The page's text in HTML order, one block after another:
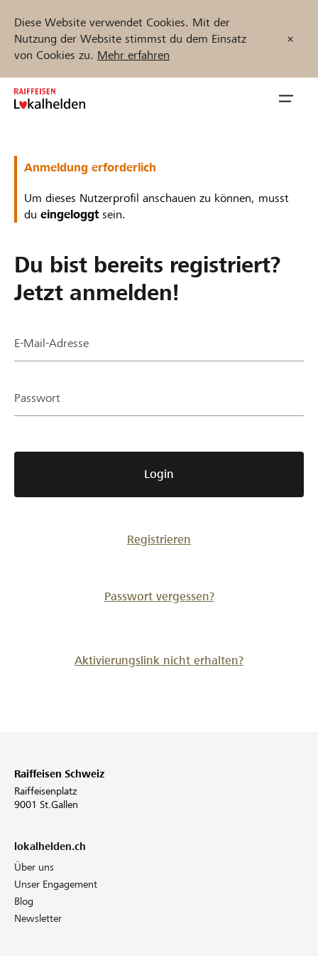
Diese Website verwendet Cookies. Mit der
Nutzung der Website stimmst du dem Einsatz
von Cookies zu. Mehr erfahren
Zum
Inhalt
Unterstützen
Partner / Raiffeisenbank
Jetzt starten
Anmeldung erforderlich
Um dieses Nutzerprofil anschauen zu können, musst
du eingeloggt sein.
Du bist bereits registriert?
Jetzt anmelden!
E-Mail-Adresse
Passwort
Login
Registrieren
Passwort vergessen?
Aktivierungslink nicht erhalten?
Raiffeisen Schweiz
Raiffeisenplatz
9001 St.Gallen
lokalhelden.ch
Über uns
Unser Engagement
Blog
Newsletter